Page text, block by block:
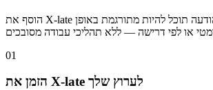
הוסף את X-late פעם אחת וכל הודעה תוכל להיות מתורגמת באופן
01
הזמן את X-late לערוץ שלך